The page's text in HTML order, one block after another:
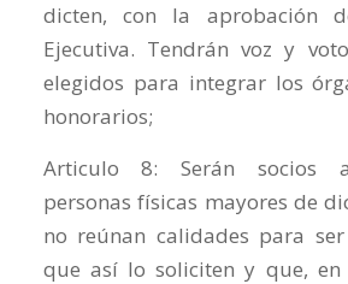
dicten, con la aprobación
Ejecutiva. Tendrán voz y
elegidos para integrar los
honorarios;
Articulo 8: Serán socios
personas físicas mayores de
no reúnan calidades para
que así lo soliciten y que, en